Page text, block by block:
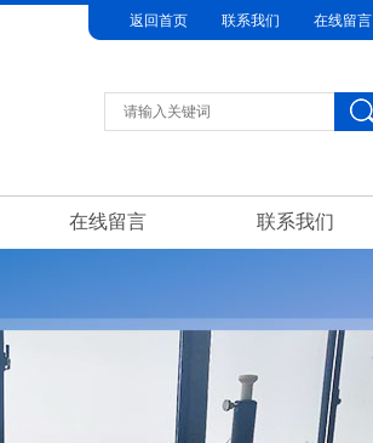
返回首页 联系我们 在线留言
在线留言 联系我们